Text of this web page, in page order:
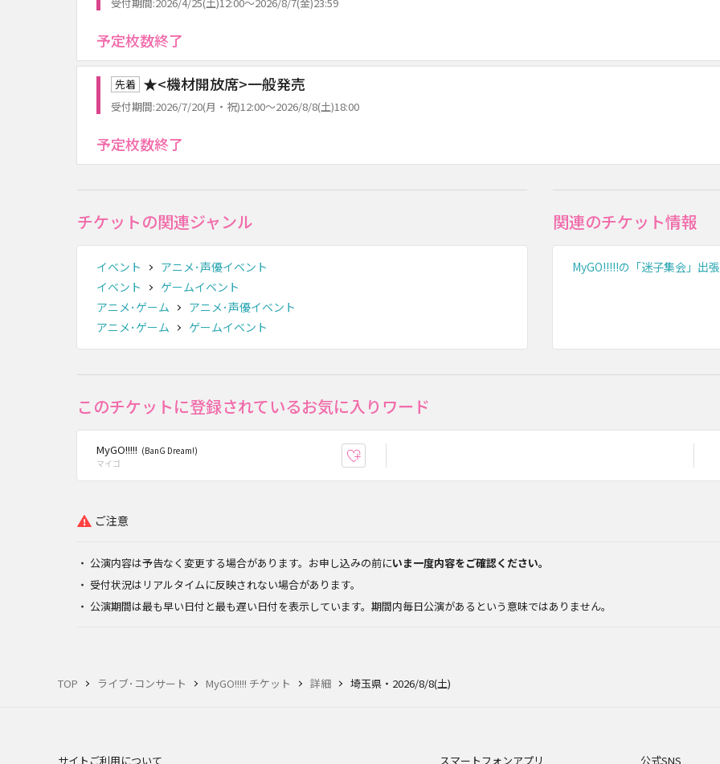
TOP ライブ･コンサート MyGO!!!!! チケット 詳細 埼玉県・2026/8/8(土)
予定枚数終了
先着 ★<機材開放席>一般発売
受付期間:2026/7/20(月・祝)12:00～2026/8/8(土)18:00
予定枚数終了
チケットの関連ジャンル
イベント
アニメ･声優イベント
イベント
ゲームイベント
アニメ･ゲーム
アニメ･声優イベント
アニメ･ゲーム
ゲームイベント
関連のチケット情報
MyGO!!!!!の「迷子集会」出
このチケットに登録されているお気に入りワード
MyGO!!!!! (BanG Dream!)
マイゴ
ご注意
公演内容は予告なく変更する場合があります。お申し込みの前にいま一度内容をご確認ください。
受付状況はリアルタイムに反映されない場合があります。
公演期間は最も早い日付と最も遅い日付を表示しています。期間内毎日公演があるという意味ではありません。
サイトご利用について スマートフォンアプリ 公式SNS